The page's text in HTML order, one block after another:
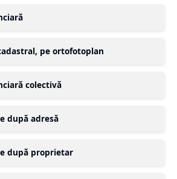
pe ortofotoplan
colectivă
după adresă
după proprietar